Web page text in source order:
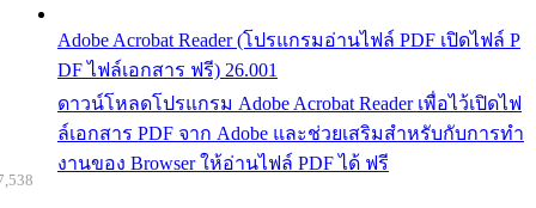
Adobe Acrobat Reader (โปรแกรมอ่านไฟล์ PDF เปิดไฟล์ P
DF ไฟล์เอกสาร ฟรี) 26.001
ดาวน์โหลดโปรแกรม Adobe Acrobat Reader เพื่อไว้เปิดไฟ
ล์เอกสาร PDF จาก Adobe และช่วยเสริมสำหรับกับการทำ
งานของ Browser ให้อ่านไฟล์ PDF ได้ ฟรี